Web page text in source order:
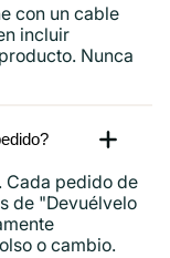
con un cable
incluir
Nunca
Cada pedido de
de "Devuélvelo
o cambio.